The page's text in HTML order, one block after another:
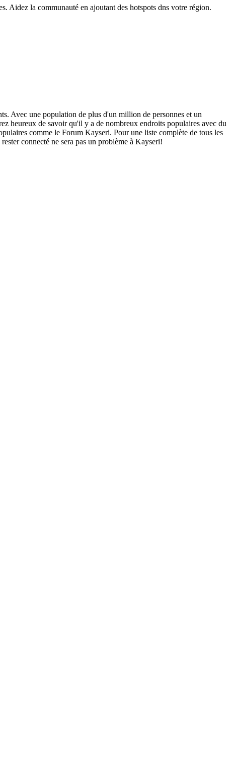
Aidez la communauté en ajoutant des hotspots dns votre région.
Avec une population de plus d'un million de personnes et un
heureux de savoir qu'il y a de nombreux endroits populaires avec du
comme le Forum Kayseri. Pour une liste complète de tous les
connecté ne sera pas un problème à Kayseri!